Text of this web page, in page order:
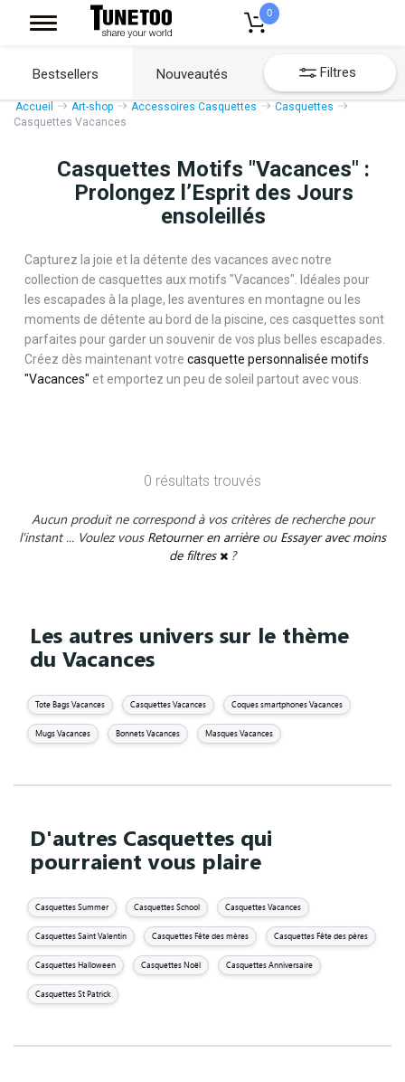
0
Bestsellers Nouveautés Filtres
Accueil Art-shop Accessoires Casquettes
Casquettes
Casquettes Vacances
Casquettes Motifs "Vacances" :
Prolongez l’Esprit des Jours
ensoleillés
Capturez la joie et la détente des vacances avec notre
collection de casquettes aux motifs "Vacances". Idéales pour
les escapades à la plage, les aventures en montagne ou les
moments de détente au bord de la piscine, ces casquettes sont
parfaites pour garder un souvenir de vos plus belles escapades.
Créez dès maintenant votre casquette personnalisée motifs
"Vacances" et emportez un peu de soleil partout avec vous.
0 résultats trouvés
Aucun produit ne correspond à vos critères de recherche pour
l'instant ... Voulez vous Retourner en arrière ou Essayer avec moins
de filtres
?
Les autres univers sur le thème
du Vacances
Tote Bags Vacances Casquettes Vacances Coques smartphones Vacances
Mugs Vacances Bonnets Vacances Masques Vacances
D'autres Casquettes qui
pourraient vous plaire
Casquettes Summer Casquettes School Casquettes Vacances
Casquettes Saint Valentin Casquettes Fête des mères Casquettes Fête des pères
Casquettes Halloween Casquettes Noël Casquettes Anniversaire
Casquettes St Patrick